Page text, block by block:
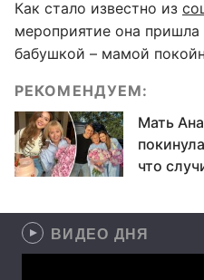
Как стало известно из
мероприятие она пришла
бабушкой – мамой
РЕКОМЕНДУЕМ:
Мать
что
ВИДЕО ДНЯ